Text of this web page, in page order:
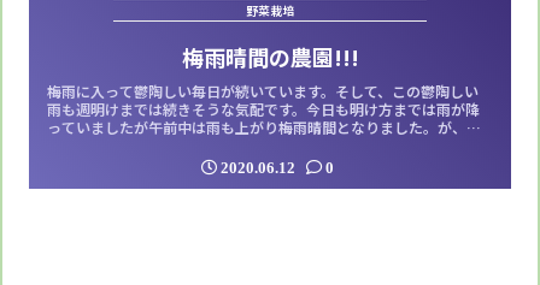
野菜栽培
梅雨晴間の農園!!!
梅雨に入って鬱陶しい毎日が続いています。そして、この鬱陶しい
雨も週明けまでは続きそうな気配です。今日も明け方までは雨が降
っていましたが午前中は雨も上がり梅雨晴間となりました。が、し
へと戻ってしまいました。今日はその梅雨晴れの間に農園の様子を
見に行っています▼農園ではキュウリが気になっていましたが、案
2020.06.12 0